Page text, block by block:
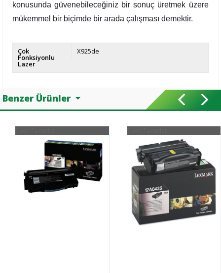
konusunda güvenebileceğiniz bir sonuç üretmek üzere
mükemmel bir biçimde bir arada çalışması demektir.
Çok
Fonksiyonlu
Lazer
X925de
Benzer Ürünler